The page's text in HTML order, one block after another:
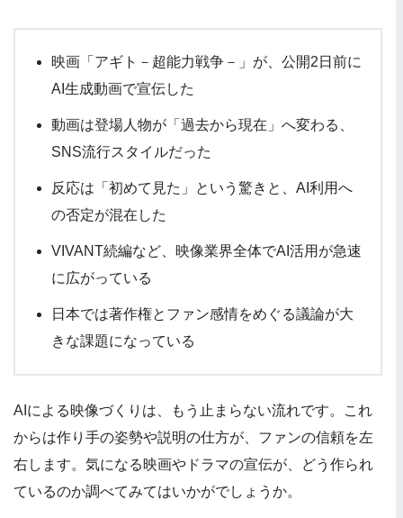
映画「アギト－超能力戦争－」が、公開2日前に
AI生成動画で宣伝した
動画は登場人物が「過去から現在」へ変わる、
SNS流行スタイルだった
反応は「初めて見た」という驚きと、AI利用へ
の否定が混在した
VIVANT続編など、映像業界全体でAI活用が急速
に広がっている
日本では著作権とファン感情をめぐる議論が大
きな課題になっている
AIによる映像づくりは、もう止まらない流れです。これ
からは作り手の姿勢や説明の仕方が、ファンの信頼を左
右します。気になる映画やドラマの宣伝が、どう作られ
ているのか調べてみてはいかがでしょうか。